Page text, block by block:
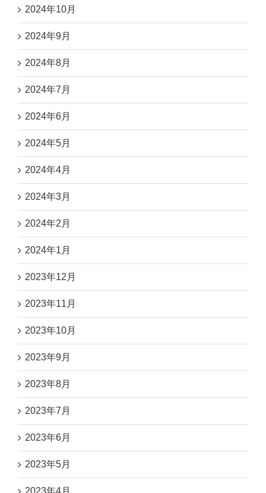
2024年10月
2024年9月
2024年8月
2024年7月
2024年6月
2024年5月
2024年4月
2024年3月
2024年2月
2024年1月
2023年12月
2023年11月
2023年10月
2023年9月
2023年8月
2023年7月
2023年6月
2023年5月
2023年4月